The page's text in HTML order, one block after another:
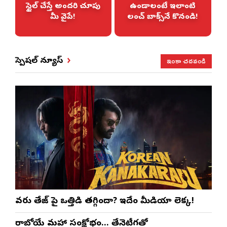
స్టైల్ చేస్తే అందరి చూపు
మీ వైపే!
ఉండాలంటే ఇలాంటి
లంచ్ బాక్స్‌నే కొనండి!
స్పెషల్ న్యూస్ ఇంకా చదవండి
వరుణ్ తేజ్‌ పై ఒత్తిడి తగ్గిందా? ఇదేం మీడియా లెక్క!
రాబోయే మహా సంక్షోభం… తేనెటీగతో